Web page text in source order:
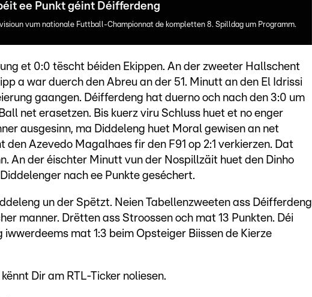
ee Punkt géint Déifferdeng
vum nationale Futtball-Championnat de kompletten 8. Spilldag um Programm.
et 0:0 tëscht béiden Ekippen. An der zweeter Hallschent
a war duerch den Abreu an der 51. Minutt an den El Idrissi
gaangen. Déifferdeng hat duerno och nach den 3:0 um
net erasetzen. Bis kuerz viru Schluss huet et no enger
ausgesinn, ma Diddeleng huet Moral gewisen an net
den Azevedo Magalhaes fir den F91 op 2:1 verkierzen. Dat
An der éischter Minutt vun der Nospillzäit huet den Dinho
nach ee Punkte geséchert.
un der Spëtzt. Neien Tabellenzweeten ass Déifferdeng
manner. Drëtten ass Stroossen och mat 13 Punkten. Déi
iwwerdeems mat 1:3 beim Opsteiger Biissen de Kierze
Dir am RTL-Ticker noliesen.